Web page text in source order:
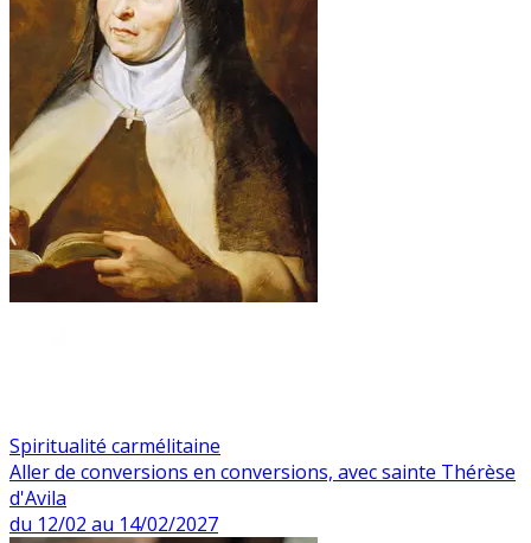
Spiritualité carmélitaine
Aller de conversions en conversions, avec sainte Thérèse
d'Avila
du 12/02 au 14/02/2027